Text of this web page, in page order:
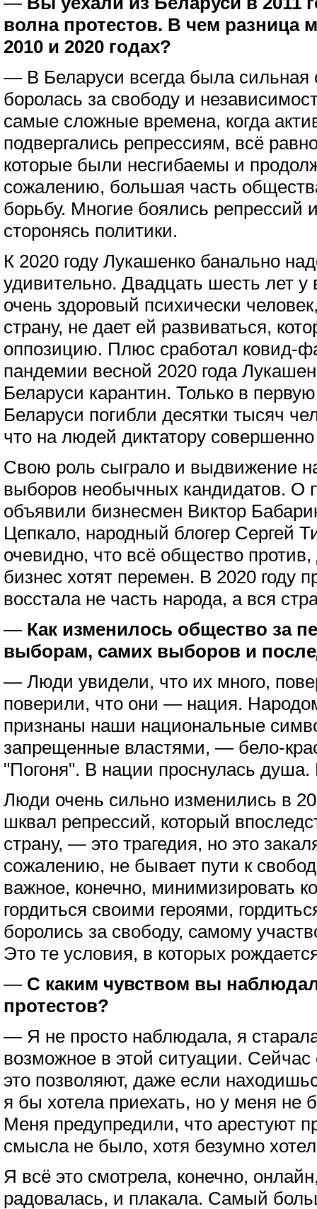
волна протестов. В чем разница
2010 и 2020 годах?
— В Беларуси всегда была сильная
боролась за свободу и
самые сложные времена, когда
подвергались репрессиям, всё
которые были несгибаемы и
сожалению, большая часть
борьбу. Многие боялись репрессий
сторонясь политики.
К 2020 году Лукашенко банально
удивительно. Двадцать шесть лет у
очень здоровый психически
страну, не дает ей развиваться,
оппозицию. Плюс сработал ковид-
пандемии весной 2020 года
Беларуси карантин. Только в
Беларуси погибли десятки тысяч
что на людей диктатору
Свою роль сыграло и выдвижение
выборов необычных кандидатов. О
объявили бизнесмен Виктор
Цепкало, народный блогер Сергей
очевидно, что всё общество
бизнес хотят перемен. В 2020 году
восстала не часть народа, а вся
— Как изменилось общество за
выборам, самих выборов и
— Люди увидели, что их много,
поверили, что они — нация.
признаны наши национальные
запрещенные властями, — бело-
"Погоня". В нации проснулась
Люди очень сильно изменились в
шквал репрессий, который
страну, — это трагедия, но это
сожалению, не бывает пути к
важное, конечно, минимизировать
гордиться своими героями,
боролись за свободу, самому
Это те условия, в которых
— С каким чувством вы
протестов?
— Я не просто наблюдала, я
возможное в этой ситуации.
это позволяют, даже если
я бы хотела приехать, но у меня не
Меня предупредили, что арестуют
смысла не было, хотя безумно
Я всё это смотрела, конечно,
радовалась, и плакала. Самый